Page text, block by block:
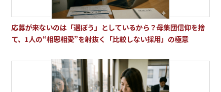
応募が来ないのは「選ぼう」としているから？母集団信仰を捨
て、1人の“相思相愛”を射抜く「比較しない採用」の極意